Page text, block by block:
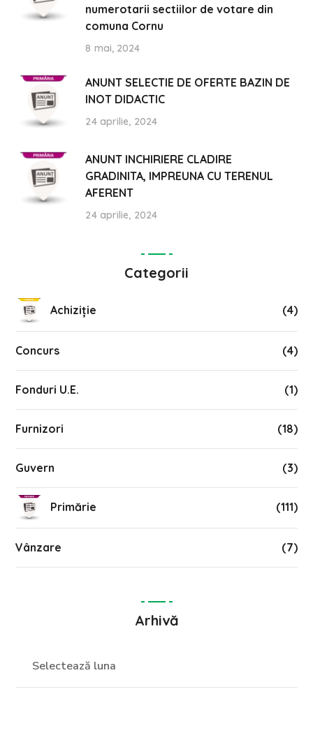
numerotarii sectiilor de votare din
comuna Cornu
8 mai, 2024
ANUNT SELECTIE DE OFERTE BAZIN DE
INOT DIDACTIC
24 aprilie, 2024
ANUNT INCHIRIERE CLADIRE
GRADINITA, IMPREUNA CU TERENUL
AFERENT
24 aprilie, 2024
Categorii
Achiziție (4)
Concurs (4)
Fonduri U.E. (1)
Furnizori (18)
Guvern (3)
Primărie (111)
Vânzare (7)
Arhivă